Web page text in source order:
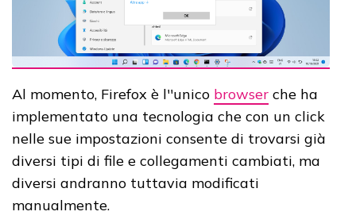
Al momento, Firefox è l''unico browser che ha
implementato una tecnologia che con un click
nelle sue impostazioni consente di trovarsi già
diversi tipi di file e collegamenti cambiati, ma
diversi andranno tuttavia modificati
manualmente.